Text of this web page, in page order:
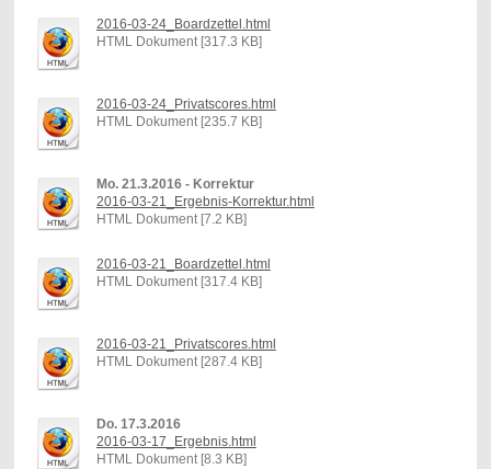
2016-03-24_Boardzettel.html
HTML Dokument [317.3 KB]
2016-03-24_Privatscores.html
HTML Dokument [235.7 KB]
Mo. 21.3.2016 - Korrektur
2016-03-21_Ergebnis-Korrektur.html
HTML Dokument [7.2 KB]
2016-03-21_Boardzettel.html
HTML Dokument [317.4 KB]
2016-03-21_Privatscores.html
HTML Dokument [287.4 KB]
Do. 17.3.2016
2016-03-17_Ergebnis.html
HTML Dokument [8.3 KB]